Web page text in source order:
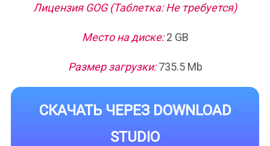
Лицензия GOG (Таблетка: Не требуется)
Место на диске:2 GB
Размер загрузки:735.5 Mb
СКАЧАТЬ ЧЕРЕЗ DOWNLOAD
STUDIO